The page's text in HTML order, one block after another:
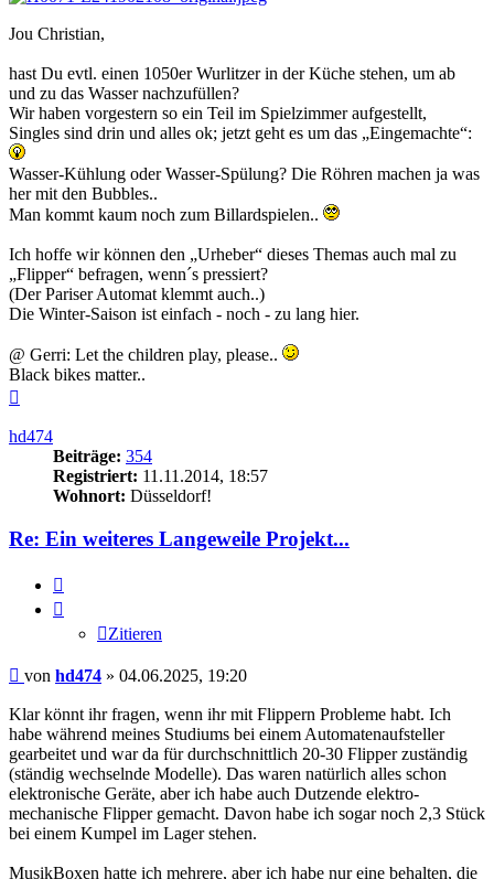
Jou Christian,
hast Du evtl. einen 1050er Wurlitzer in der Küche stehen, um ab
und zu das Wasser nachzufüllen?
Wir haben vorgestern so ein Teil im Spielzimmer aufgestellt,
Singles sind drin und alles ok; jetzt geht es um das „Eingemachte“:
Wasser-Kühlung oder Wasser-Spülung? Die Röhren machen ja was
her mit den Bubbles..
Man kommt kaum noch zum Billardspielen..
Ich hoffe wir können den „Urheber“ dieses Themas auch mal zu
„Flipper“ befragen, wenn´s pressiert?
(Der Pariser Automat klemmt auch..)
Die Winter-Saison ist einfach - noch - zu lang hier.
@ Gerri: Let the children play, please..
Black bikes matter..
hd474
Beiträge: 354
Registriert: 11.11.2014, 18:57
Wohnort: Düsseldorf!
Re: Ein weiteres Langeweile Projekt...
Zitieren
Beitrag
von hd474 » 04.06.2025, 19:20
Klar könnt ihr fragen, wenn ihr mit Flippern Probleme habt. Ich
habe während meines Studiums bei einem Automatenaufsteller
gearbeitet und war da für durchschnittlich 20-30 Flipper zuständig
(ständig wechselnde Modelle). Das waren natürlich alles schon
elektronische Geräte, aber ich habe auch Dutzende elektro-
mechanische Flipper gemacht. Davon habe ich sogar noch 2,3 Stück
bei einem Kumpel im Lager stehen.
MusikBoxen hatte ich mehrere, aber ich habe nur eine behalten, die